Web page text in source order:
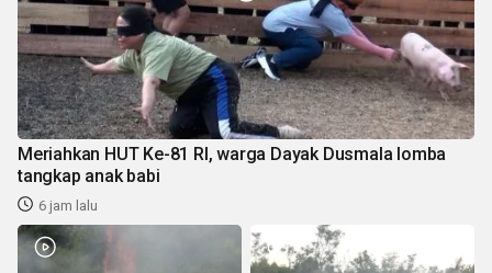
Meriahkan HUT Ke-81 RI, warga Dayak Dusmala lomba
tangkap anak babi
6 jam lalu